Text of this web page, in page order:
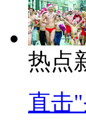
热点
直击